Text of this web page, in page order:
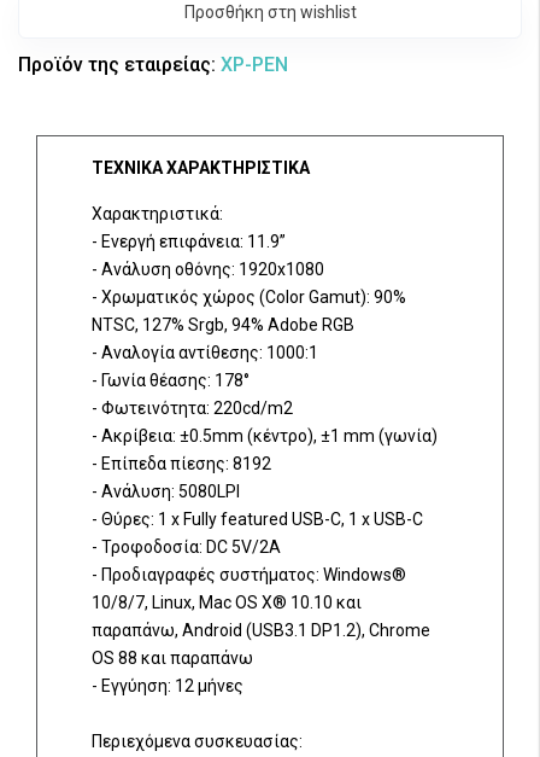
Προσθήκη στη wishlist
Προϊόν της εταιρείας: XP-PEN
ΤΕΧΝΙΚΑ ΧΑΡΑΚΤΗΡΙΣΤΙΚΑ
Χαρακτηριστικά:
- Ενεργή επιφάνεια: 11.9”
- Ανάλυση οθόνης: 1920x1080
- Χρωματικός χώρος (Color Gamut): 90%
NTSC, 127% Srgb, 94% Adobe RGB
- Αναλογία αντίθεσης: 1000:1
- Γωνία θέασης: 178°
- Φωτεινότητα: 220cd/m2
- Ακρίβεια: ±0.5mm (κέντρο), ±1 mm (γωνία)
- Επίπεδα πίεσης: 8192
- Ανάλυση: 5080LPI
- Θύρες: 1 x Fully featured USB-C, 1 x USB-C
- Τροφοδοσία: DC 5V/2A
- Προδιαγραφές συστήματος: Windows®
10/8/7, Linux, Mac OS X® 10.10 και
παραπάνω, Android (USB3.1 DP1.2), Chrome
OS 88 και παραπάνω
- Εγγύηση: 12 μήνες
Περιεχόμενα συσκευασίας: